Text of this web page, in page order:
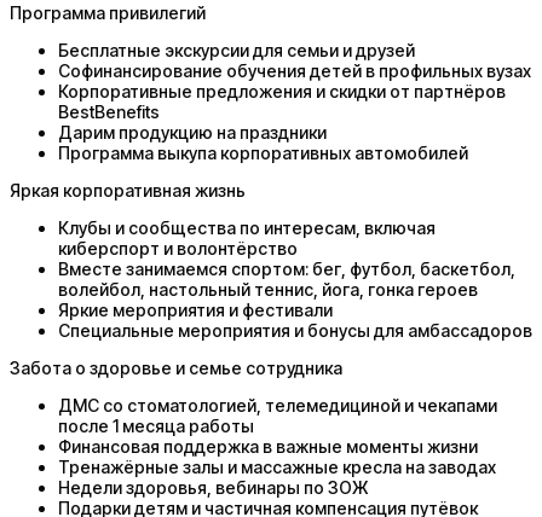
Программа привилегий
Бесплатные экскурсии для семьи и друзей
Софинансирование обучения детей в профильных вузах
Корпоративные предложения и скидки от партнёров
BestBenefits
Дарим продукцию на праздники
Программа выкупа корпоративных автомобилей
Яркая корпоративная жизнь
Клубы и сообщества по интересам, включая
киберспорт и волонтёрство
Вместе занимаемся спортом: бег, футбол, баскетбол,
волейбол, настольный теннис, йога, гонка героев
Яркие мероприятия и фестивали
Специальные мероприятия и бонусы для амбассадоров
Забота о здоровье и семье сотрудника
ДМС со стоматологией, телемедициной и чекапами
после 1 месяца работы
Финансовая поддержка в важные моменты жизни
Тренажёрные залы и массажные кресла на заводах
Недели здоровья, вебинары по ЗОЖ
Подарки детям и частичная компенсация путёвок